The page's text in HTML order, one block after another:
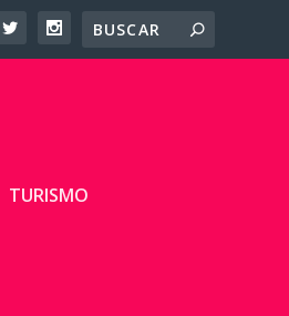
TURISMO